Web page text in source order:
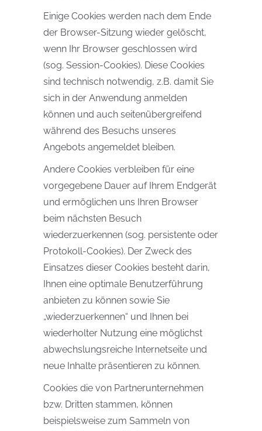
Einige Cookies werden nach dem Ende
der Browser-Sitzung wieder gelöscht,
wenn Ihr Browser geschlossen wird
(sog. Session-Cookies). Diese Cookies
sind technisch notwendig, z.B. damit Sie
sich in der Anwendung anmelden
können und auch seitenübergreifend
während des Besuchs unseres
Angebots angemeldet bleiben.
Andere Cookies verbleiben für eine
vorgegebene Dauer auf Ihrem Endgerät
und ermöglichen uns Ihren Browser
beim nächsten Besuch
wiederzuerkennen (sog. persistente oder
Protokoll-Cookies). Der Zweck des
Einsatzes dieser Cookies besteht darin,
Ihnen eine optimale Benutzerführung
anbieten zu können sowie Sie
„wiederzuerkennen“ und Ihnen bei
wiederholter Nutzung eine möglichst
abwechslungsreiche Internetseite und
neue Inhalte präsentieren zu können.
Cookies die von Partnerunternehmen
bzw. Dritten stammen, können
beispielsweise zum Sammeln von